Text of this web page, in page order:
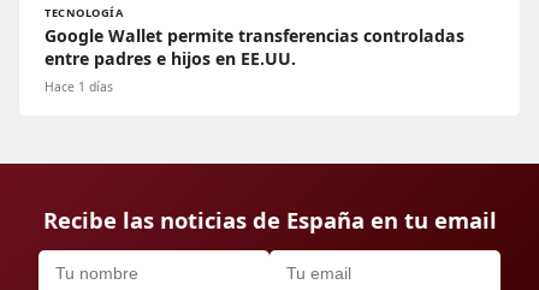
TECNOLOGÍA
Google Wallet permite transferencias controladas
entre padres e hijos en EE.UU.
Hace 1 días
Recibe las noticias de España en tu email